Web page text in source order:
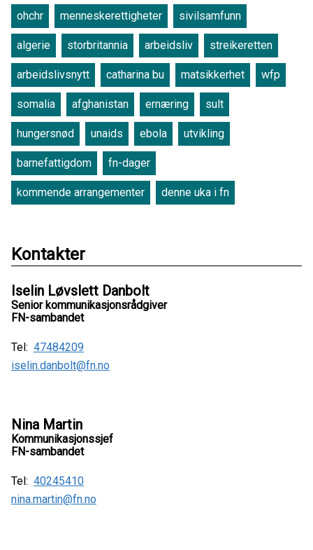
ohchr menneskerettigheter sivilsamfunn
algerie storbritannia arbeidsliv streikeretten
arbeidslivsnytt catharina bu matsikkerhet wfp
somalia afghanistan ernæring sult
hungersnød unaids ebola utvikling
barnefattigdom fn-dager
kommende arrangementer denne uka i fn
Kontakter
Iselin Løvslett Danbolt
Senior kommunikasjonsrådgiver
FN-sambandet
Tel: 47484209
iselin.danbolt@fn.no
Nina Martin
Kommunikasjonssjef
FN-sambandet
Tel: 40245410
nina.martin@fn.no